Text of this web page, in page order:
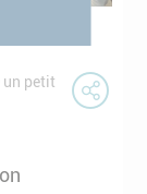
un petit